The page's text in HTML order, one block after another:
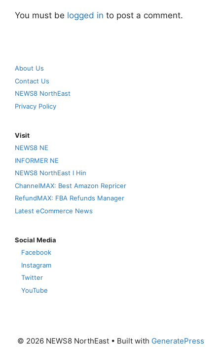
You must be logged in to post a comment.
About Us
Contact Us
NEWS8 NorthEast
Privacy Policy
Visit
NEWS8 NE
INFORMER NE
NEWS8 NorthEast I Hin
ChannelMAX: Best Amazon Repricer
RefundMAX: FBA Refunds Manager
Latest eCommerce News
Social Media
Facebook
Instagram
Twitter
YouTube
© 2026 NEWS8 NorthEast• Built with GeneratePress